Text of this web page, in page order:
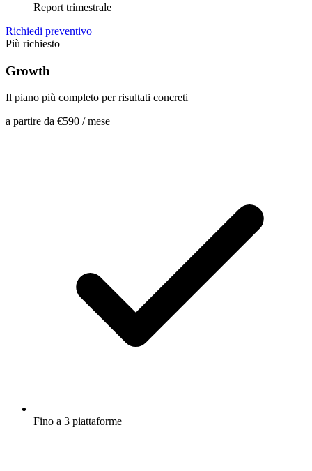
Report trimestrale
Richiedi preventivo
Più richiesto
Growth
Il piano più completo per risultati concreti
a partire da €590 / mese
Fino a 3 piattaforme